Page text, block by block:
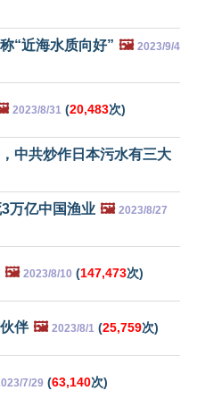
“近海水质向好” 🖼️ 2023/9/4
2023/8/31 (20,483次)
中共炒作日本污水有三大
万亿中国渔业 🖼️ 2023/8/27
🖼️ 2023/8/10 (147,473次)
伴 🖼️ 2023/8/1 (25,759次)
7/29 (63,140次)